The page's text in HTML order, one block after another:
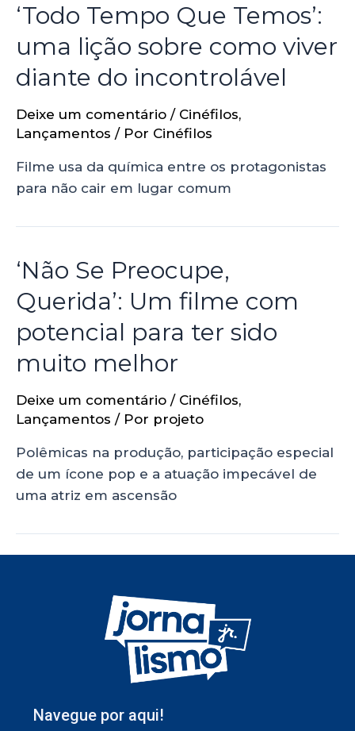
‘Todo Tempo Que Temos’:
uma lição sobre como viver
diante do incontrolável
Deixe um comentário / Cinéfilos,
Lançamentos / Por Cinéfilos
Filme usa da química entre os protagonistas
para não cair em lugar comum
‘Não Se Preocupe,
Querida’: Um filme com
potencial para ter sido
muito melhor
Deixe um comentário / Cinéfilos,
Lançamentos / Por projeto
Polêmicas na produção, participação especial
de um ícone pop e a atuação impecável de
uma atriz em ascensão
Navegue por aqui!